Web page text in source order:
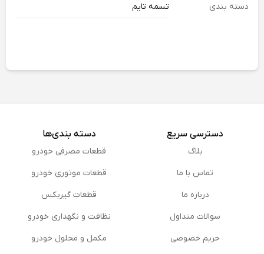
دسته بندی
تسمه تایم
دسترسی سریع
بلاگ
تماس با ما
درباره ما
سوالات متداول
حریم خصوصی
دسته بندی‌ها
قطعات مصرفی خودرو
قطعات موتوری خودرو
قطعات گیربکس
نظافت و نگهداری خودرو
مكمل و محلول خودرو